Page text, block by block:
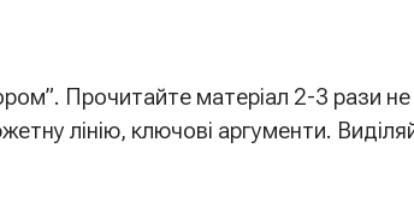
Прочитайте матеріал 2-3 рази
лінію, ключові аргументи.